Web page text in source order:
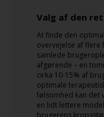
Valg af den
At finde den
overvejelse af
samlede
afgørende – en
cirka 10-15% af
optimale
følsomhed kan det
en lidt lettere
brugerens